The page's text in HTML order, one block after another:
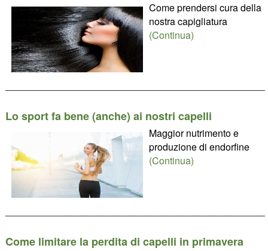
Come prendersi cura della
nostra capigliatura
(Continua)
Lo sport fa bene (anche) ai nostri capelli
Maggior nutrimento e
produzione di endorfine
(Continua)
Come limitare la perdita di capelli in primavera